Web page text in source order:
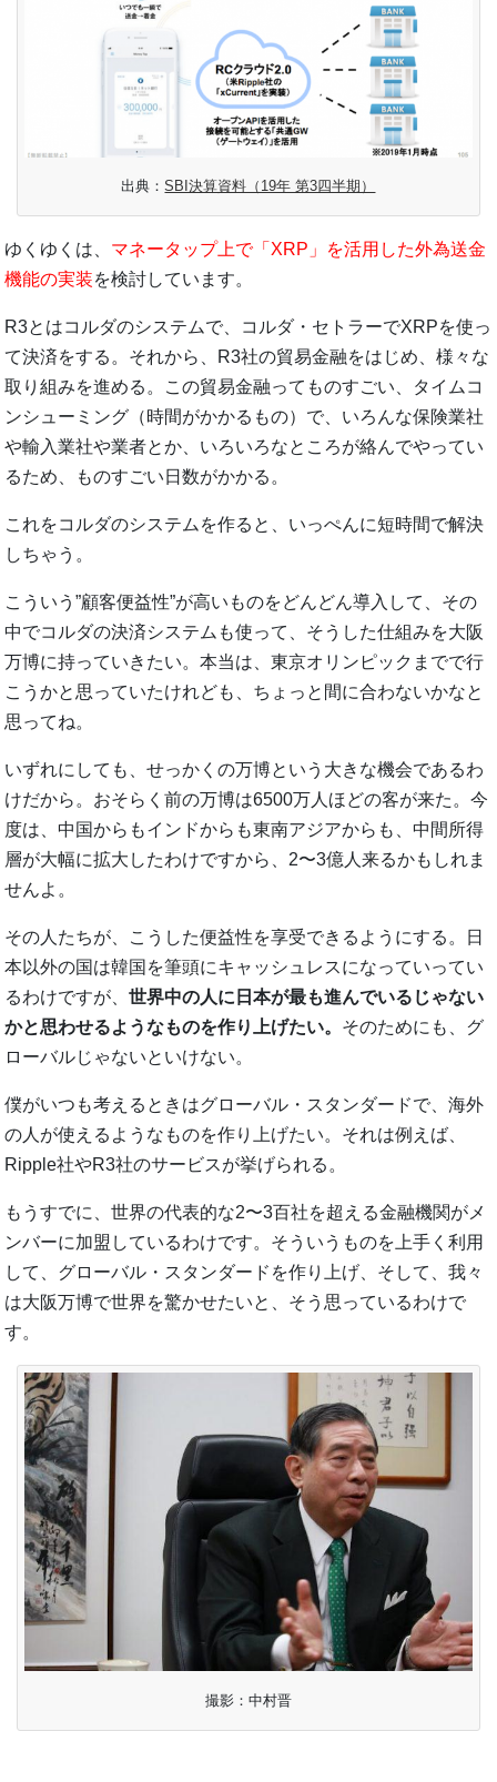
出典：SBI決算資料（19年 第3四半期）
ゆくゆくは、 マネータップ上で「XRP」を活用した外為送金
機能の実装を検討しています。
R3とはコルダのシステムで、コルダ・セトラーでXRPを使っ
て決済をする。それから、R3社の貿易金融をはじめ、様々な
取り組みを進める。この貿易金融ってものすごい、タイムコ
ンシューミング（時間がかかるもの）で、いろんな保険業社
や輸入業社や業者とか、いろいろなところが絡んでやってい
るため、ものすごい日数がかかる。
これをコルダのシステムを作ると、いっぺんに短時間で解決
しちゃう。
こういう”顧客便益性”が高いものをどんどん導入して、その
中でコルダの決済システムも使って、そうした仕組みを大阪
万博に持っていきたい。本当は、東京オリンピックまでで行
こうかと思っていたけれども、ちょっと間に合わないかなと
思ってね。
いずれにしても、せっかくの万博という大きな機会であるわ
けだから。おそらく前の万博は6500万人ほどの客が来た。今
度は、中国からもインドからも東南アジアからも、中間所得
層が大幅に拡大したわけですから、2〜3億人来るかもしれま
せんよ。
その人たちが、こうした便益性を享受できるようにする。日
本以外の国は韓国を筆頭にキャッシュレスになっていってい
るわけですが、世界中の人に日本が最も進んでいるじゃない
かと思わせるようなものを作り上げたい。 そのためにも、グ
ローバルじゃないといけない。
僕がいつも考えるときはグローバル・スタンダードで、海外
の人が使えるようなものを作り上げたい。それは例えば、
Ripple社やR3社のサービスが挙げられる。
もうすでに、世界の代表的な2〜3百社を超える金融機関がメ
ンバーに加盟しているわけです。そういうものを上手く利用
して、グローバル・スタンダードを作り上げ、そして、我々
は大阪万博で世界を驚かせたいと、そう思っているわけで
す。
撮影：中村晋